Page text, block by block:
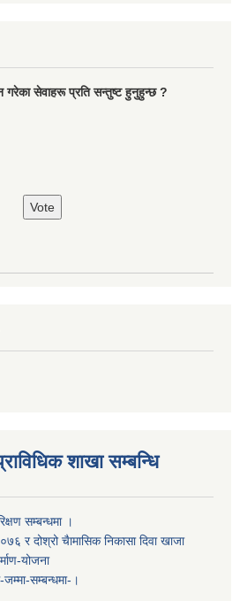
गरेका सेवाहरू प्रति सन्तुष्ट हुनुहुन्छ ?
शाखा सम्बन्धि
सम्बन्धमा ।
र दोश्रो चैामासिक निकासा दिवा खाजा
योजना
सम्बन्धमा-।